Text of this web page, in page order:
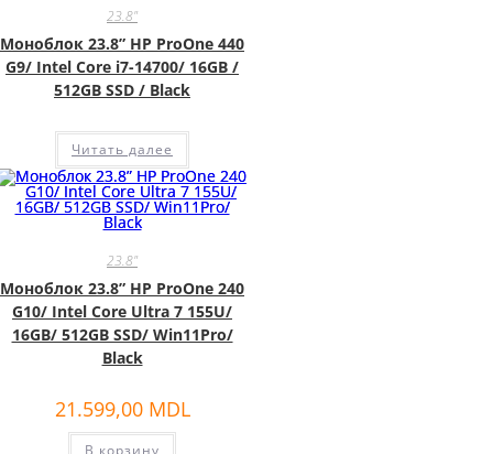
23.8"
Моноблок 23.8” HP ProOne 440
G9/ Intel Core i7-14700/ 16GB /
512GB SSD / Black
Читать далее
23.8"
Моноблок 23.8” HP ProOne 240
G10/ Intel Core Ultra 7 155U/
16GB/ 512GB SSD/ Win11Pro/
Black
21.599,00 MDL
В корзину